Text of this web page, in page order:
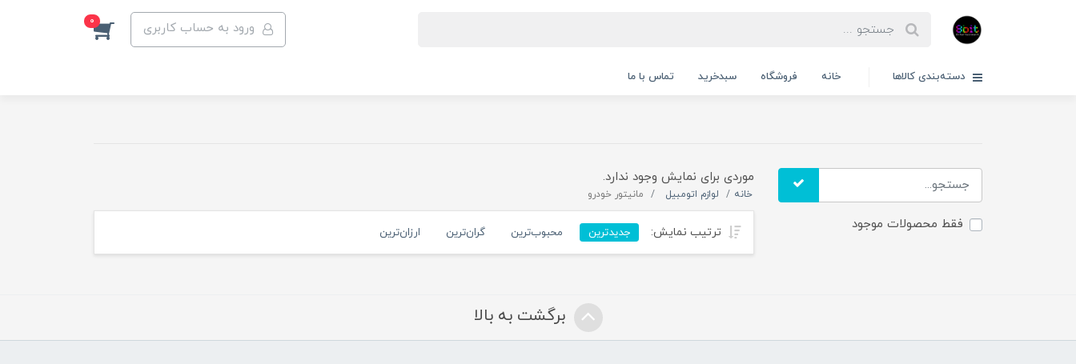
ورود به حساب کاربری 0
دسته‌بندی کالاها خانه فروشگاه سبدخرید تماس با ما
فقط محصولات موجود
موردی برای نمایش وجود ندارد.
خانه لوازم اتومبیل مانیتور خودرو
ترتیب نمایش: جدیدترین محبوب‌ترین گران‌ترین ارزان‌ترین
برگشت به بالا